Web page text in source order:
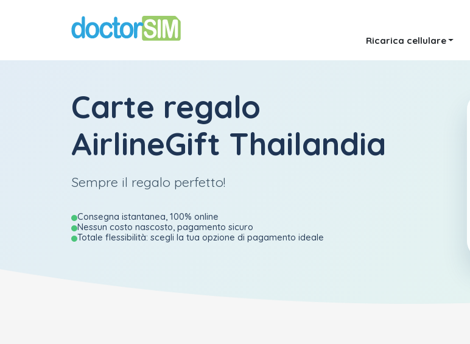
Ricarica cellulare
Carte regalo
AirlineGift Thailandia
Sempre il regalo perfetto!
Consegna istantanea, 100% online
Nessun costo nascosto, pagamento sicuro
Totale flessibilità: scegli la tua opzione di pagamento ideale